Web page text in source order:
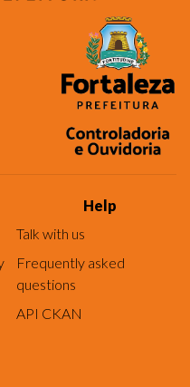
Help
Talk with us
Frequently asked
questions
API CKAN